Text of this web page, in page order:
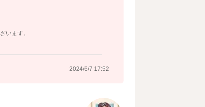
います。
2024/6/7 17:52